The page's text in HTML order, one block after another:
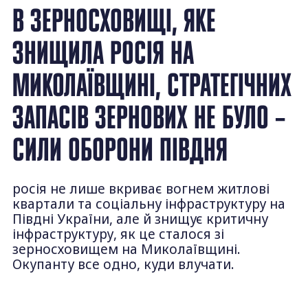
В ЗЕРНОСХОВИЩІ, ЯКЕ
ЗНИЩИЛА РОСІЯ НА
МИКОЛАЇВЩИНІ, СТРАТЕГІЧНИХ
ЗАПАСІВ ЗЕРНОВИХ НЕ БУЛО –
СИЛИ ОБОРОНИ ПІВДНЯ
росія не лише вкриває вогнем житлові
квартали та соціальну інфраструктуру на
Півдні України, але й знищує критичну
інфраструктуру, як це сталося зі
зерносховищем на Миколаївщині.
Окупанту все одно, куди влучати.